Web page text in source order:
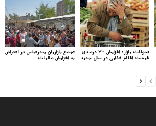
تجمع بازاریان بندرعباس در اعتراض
به افزایش مالیات
تحولات بازار: افزایش ۳۰ درصدی
قیمت اقلام غذایی در سال جدید